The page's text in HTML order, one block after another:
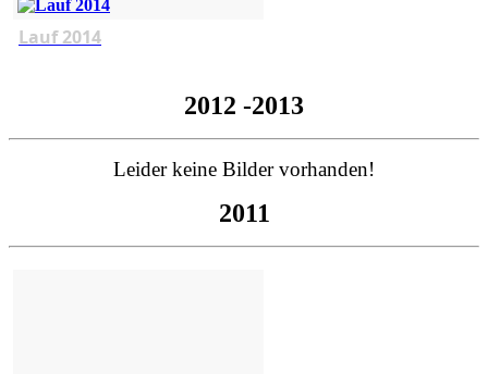
Lauf 2014
2012 -2013
Leider keine Bilder vorhanden!
2011